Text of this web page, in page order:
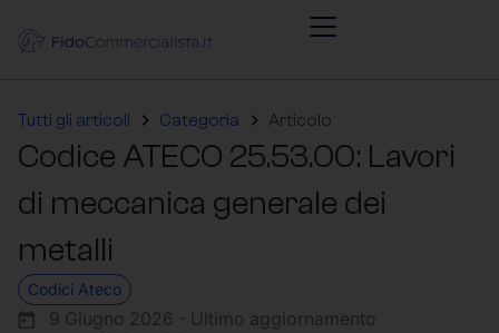
Tutti gli articoli Categoria Articolo
Codice ATECO 25.53.00: Lavori
di meccanica generale dei
metalli
Codici Ateco
9 Giugno 2026 - Ultimo aggiornamento